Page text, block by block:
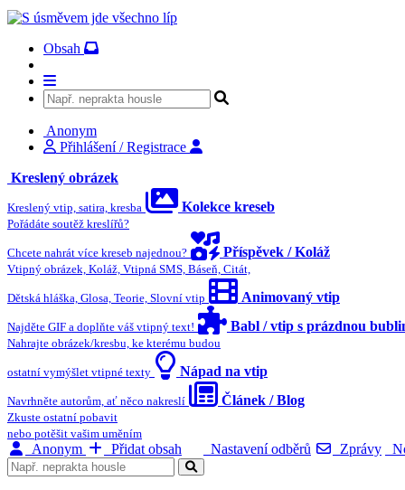
Obsah
Anonym
Přihlášení / Registrace
Kreslený obrázek
Kreslený vtip, satira, kresba Kolekce kreseb
Pořádáte soutěž kreslířů?
Chcete nahrát více kreseb najednou? Příspěvek / Koláž
Vtipný obrázek, Koláž, Vtipná SMS, Báseň, Citát,
Dětská hláška, Glosa, Teorie, Slovní vtip Animovaný vtip
Najděte GIF a doplňte váš vtipný text! Babl / vtip s prázdnou
Nahrajte obrázek/kresbu, ke kterému budou
ostatní vymýšlet vtipné texty Nápad na vtip
Navrhněte autorům, ať něco nakreslí Článek / Blog
Zkuste ostatní pobavit
nebo potěšit vašim uměním
Anonym Přidat obsah Nastavení odběrů Zprávy